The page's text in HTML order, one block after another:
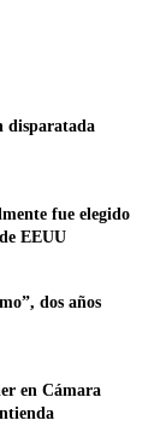
disparatada
fue elegido
EEUU
dos años
en Cámara